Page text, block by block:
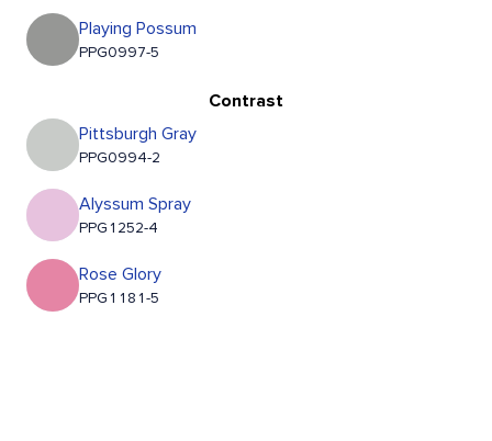
Playing Possum
PPG0997-5
Contrast
Pittsburgh Gray
PPG0994-2
Alyssum Spray
PPG1252-4
Rose Glory
PPG1181-5